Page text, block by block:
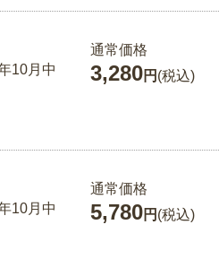
10月中
通常価格
3,280円 (税込)
10月中
通常価格
5,780円 (税込)